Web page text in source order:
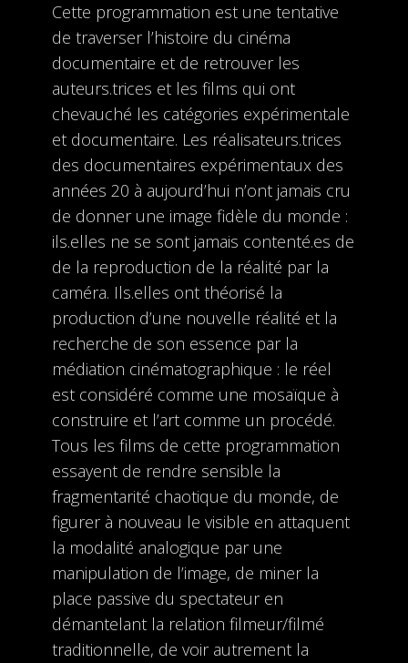
Cette programmation est une tentative
de traverser l’histoire du cinéma
documentaire et de retrouver les
auteurs.trices et les films qui ont
chevauché les catégories expérimentale
et documentaire. Les réalisateurs.trices
des documentaires expérimentaux des
années 20 à aujourd’hui n’ont jamais cru
de donner une image fidèle du monde :
ils.elles ne se sont jamais contenté.es de
de la reproduction de la réalité par la
caméra. Ils.elles ont théorisé la
production d’une nouvelle réalité et la
recherche de son essence par la
médiation cinématographique : le réel
est considéré comme une mosaïque à
construire et l’art comme un procédé.
Tous les films de cette programmation
essayent de rendre sensible la
fragmentarité chaotique du monde, de
figurer à nouveau le visible en attaquent
la modalité analogique par une
manipulation de l’image, de miner la
place passive du spectateur en
démantelant la relation filmeur/filmé
traditionnelle, de voir autrement la